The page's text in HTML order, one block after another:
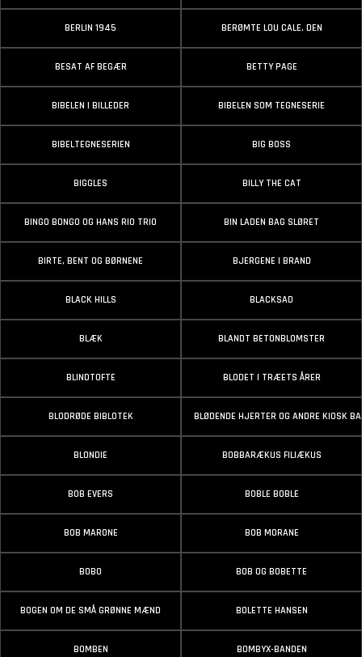
BERLIN 1945 BERØMTE LOU CALE, DEN
BESAT AF BEGÆR BETTY PAGE
BIBELEN I BILLEDER BIBELEN SOM TEGNESERIE
BIBELTEGNESERIEN BIG BOSS
BIGGLES BILLY THE CAT
BINGO BONGO OG HANS RIO TRIO BIN LADEN BAG SLØRET
BIRTE, BENT OG BØRNENE BJERGENE I BRAND
BLACK HILLS BLACKSAD
BLÆK BLANDT BETONBLOMSTER
BLINDTOFTE BLODET I TRÆETS ÅRER
BLODRØDE BIBLOTEK BLØDENDE HJERTER OG ANDRE KIOSK
BLONDIE BOBBARÆKUS FILIÆKUS
BOB EVERS BOBLE BOBLE
BOB MARONE BOB MORANE
BOBO BOB OG BOBETTE
BOGEN OM DE SMÅ GRØNNE MÆND BOLETTE HANSEN
BOMBEN BOMBYX-BANDEN